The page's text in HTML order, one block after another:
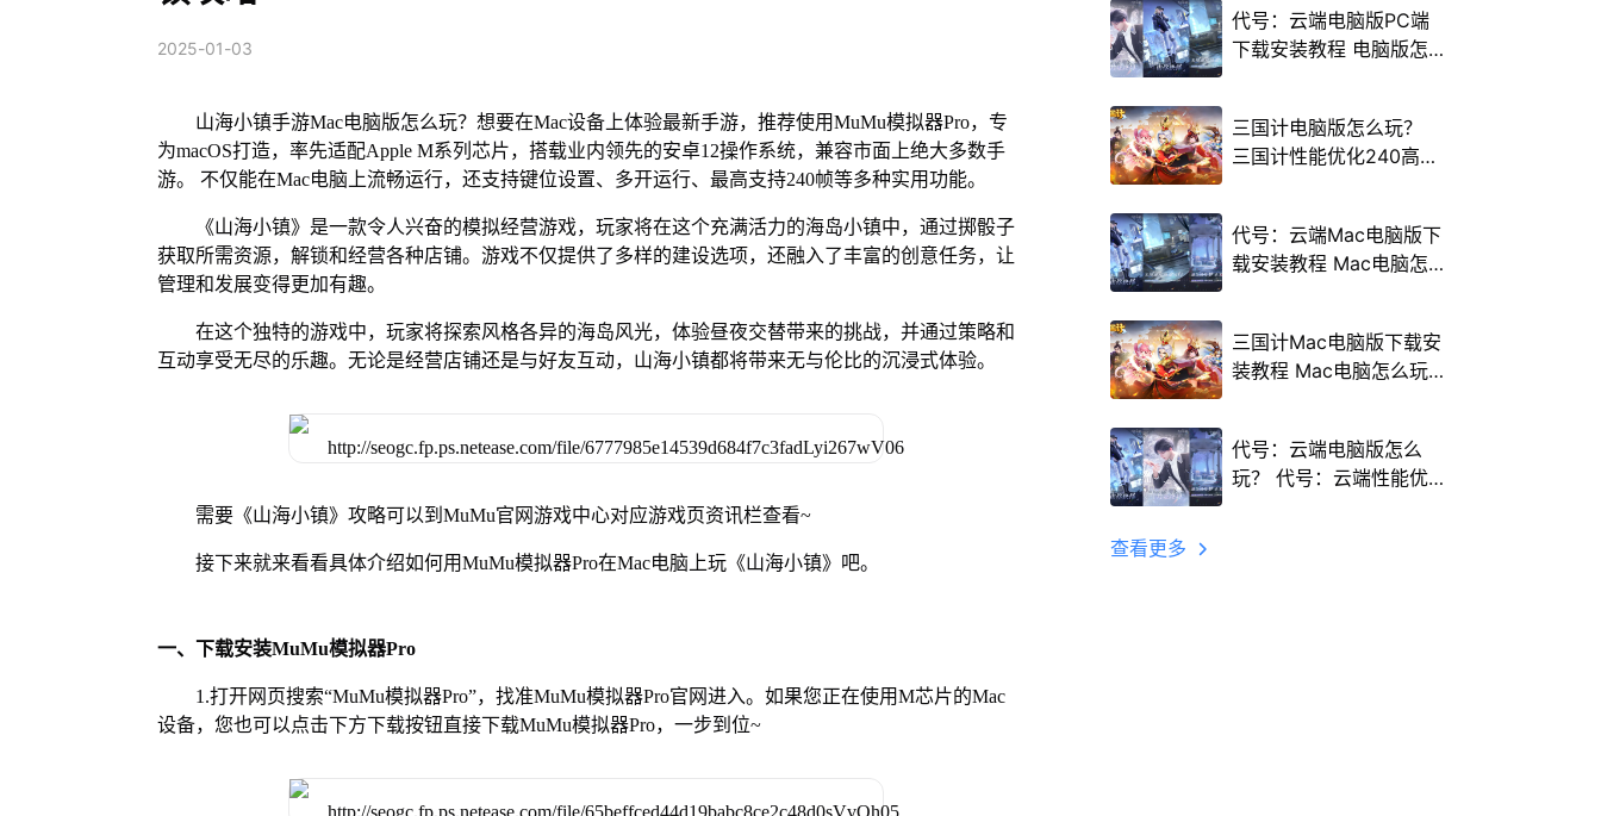
2025-01-03
山海小镇手游Mac电脑版怎么玩？想要在Mac设备上体验最新手游，推荐使用MuMu模拟器Pro，专
为macOS打造，率先适配Apple M系列芯片，搭载业内领先的安卓12操作系统，兼容市面上绝大多数手
游。 不仅能在Mac电脑上流畅运行，还支持键位设置、多开运行、最高支持240帧等多种实用功能。
《山海小镇》是一款令人兴奋的模拟经营游戏，玩家将在这个充满活力的海岛小镇中，通过掷骰子
获取所需资源，解锁和经营各种店铺。游戏不仅提供了多样的建设选项，还融入了丰富的创意任务，让
管理和发展变得更加有趣。
在这个独特的游戏中，玩家将探索风格各异的海岛风光，体验昼夜交替带来的挑战，并通过策略和
互动享受无尽的乐趣。无论是经营店铺还是与好友互动，山海小镇都将带来无与伦比的沉浸式体验。
需要《山海小镇》攻略可以到MuMu官网游戏中心对应游戏页资讯栏查看~
接下来就来看看具体介绍如何用MuMu模拟器Pro在Mac电脑上玩《山海小镇》吧。
一、下载安装MuMu模拟器Pro
1.打开网页搜索“MuMu模拟器Pro”，找准MuMu模拟器Pro官网进入。如果您正在使用M芯片的Mac
设备，您也可以点击下方下载按钮直接下载MuMu模拟器Pro，一步到位~
代号：云端电脑版PC端
下载安装教程 电脑版怎
三国计电脑版怎么玩？
三国计性能优化240高帧
代号：云端Mac电脑版下
载安装教程 Mac电脑怎
三国计Mac电脑版下载安
装教程 Mac电脑怎么玩
代号：云端电脑版怎么
玩？ 代号：云端性能优
查看更多